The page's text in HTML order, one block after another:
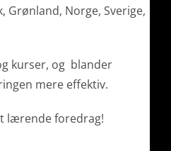
Norge, Sverige,
kurser, og blander
mere effektiv.
lærende foredrag!